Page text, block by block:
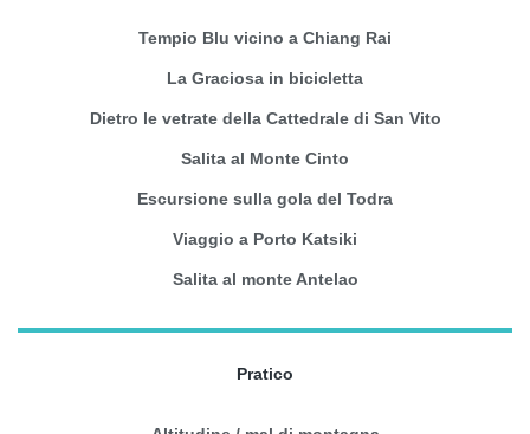
Tempio Blu vicino a Chiang Rai
La Graciosa in bicicletta
Dietro le vetrate della Cattedrale di San Vito
Salita al Monte Cinto
Escursione sulla gola del Todra
Viaggio a Porto Katsiki
Salita al monte Antelao
Pratico